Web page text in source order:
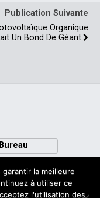
Publication Suivante
Organique
Un Bond De Géant
Bureau
la meilleure
à utiliser ce
l'utilisation des